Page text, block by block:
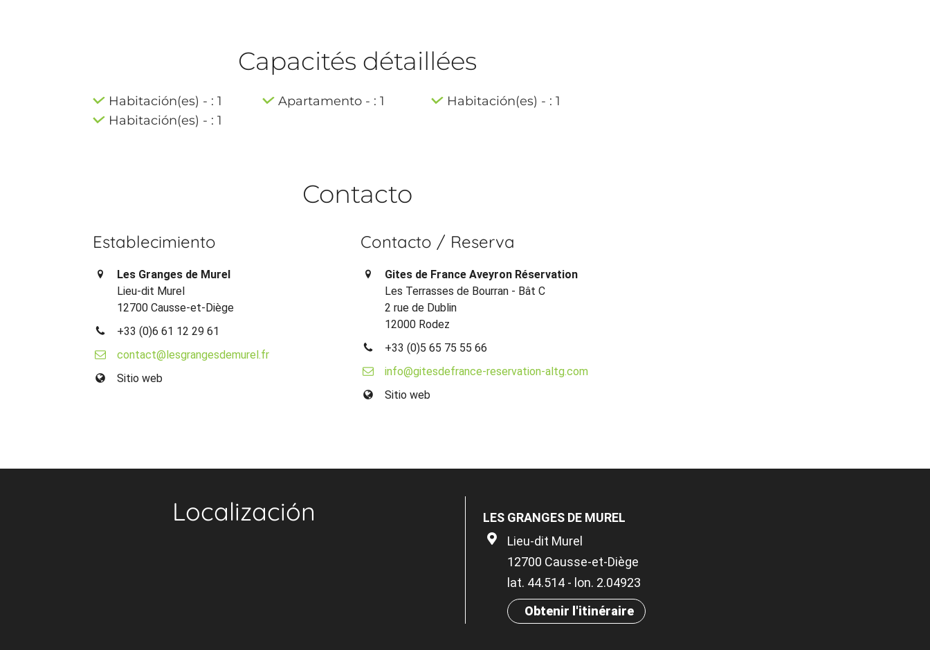
Capacités détaillées
Habitación(es) - : 1 Apartamento - : 1
Habitación(es) - : 1
Habitación(es) - : 1
Contacto
Establecimiento
Les Granges de Murel
Lieu-dit Murel
12700 Causse-et-Diège
+33 (0)6 61 12 29 61
contact@lesgrangesdemurel.fr
Sitio web
Contacto / Reserva
Gites de France Aveyron Réservation
Les Terrasses de Bourran - Bât C
2 rue de Dublin
12000 Rodez
+33 (0)5 65 75 55 66
info@gitesdefrance-reservation-altg.com
Sitio web
Localización
LES GRANGES DE MUREL
Lieu-dit Murel
12700 Causse-et-Diège
lat. 44.514 - lon. 2.04923
Obtenir l'itinéraire